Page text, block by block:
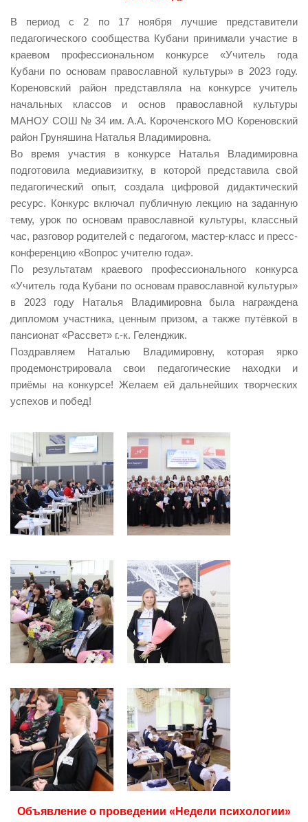
В период с 2 по 17 ноября лучшие представители
педагогического сообщества Кубани принимали участие в
краевом профессиональном конкурсе «Учитель года
Кубани по основам православной культуры» в 2023 году.
Кореновский район представляла на конкурсе учитель
начальных классов и основ православной культуры
МАНОУ СОШ № 34 им. А.А. Короченского МО Кореновский
район Груняшина Наталья Владимировна.
Во время участия в конкурсе Наталья Владимировна
подготовила медиавизитку, в которой представила свой
педагогический опыт, создала цифровой дидактический
ресурс. Конкурс включал публичную лекцию на заданную
тему, урок по основам православной культуры, классный
час, разговор родителей с педагогом, мастер-класс и пресс-
конференцию «Вопрос учителю года».
По результатам краевого профессионального конкурса
«Учитель года Кубани по основам православной культуры»
в 2023 году Наталья Владимировна была награждена
дипломом участника, ценным призом, а также путёвкой в
пансионат «Рассвет» г.-к. Геленджик.
Поздравляем Наталью Владимировну, которая ярко
продемонстрировала свои педагогические находки и
приёмы на конкурсе! Желаем ей дальнейших творческих
успехов и побед!
Объявление о проведении «Недели психологии»